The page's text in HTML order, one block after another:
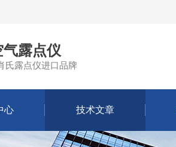
气露点仪
氏露点仪进口品牌
心 技术文章